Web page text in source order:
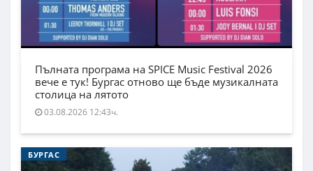
Пълната програма на SPICE Music Festival 2026
вече е тук! Бургас отново ще бъде музикалната
столица на лятото
03.08.2026 12:43ч.
БУРГАС